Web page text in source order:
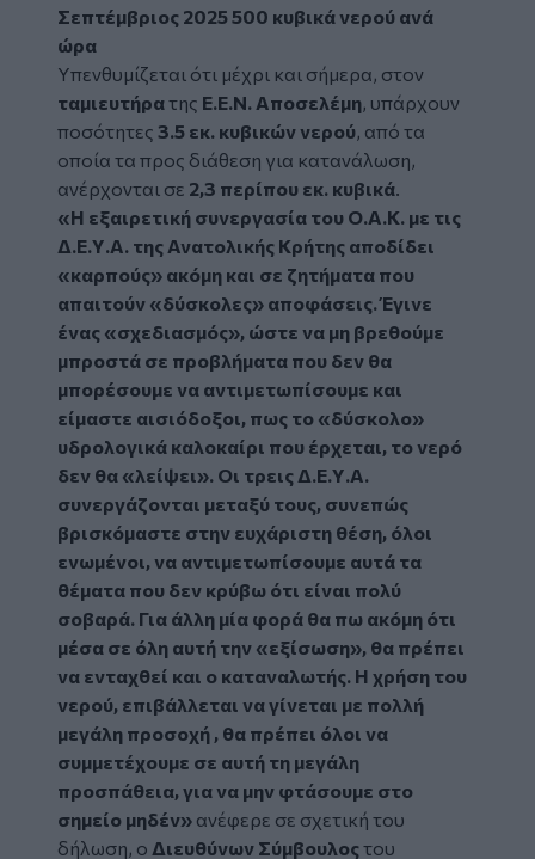
Σεπτέμβριος 2025 500 κυβικά νερού ανά
ώρα
Υπενθυμίζεται ότι μέχρι και σήμερα, στον
ταμιευτήρατης Ε.Ε.Ν. Αποσελέμη, υπάρχουν
ποσότητες 3.5 εκ. κυβικών νερού, από τα
οποία τα προς διάθεση για κατανάλωση,
ανέρχονται σε 2,3 περίπου εκ. κυβικά.
«Η εξαιρετική συνεργασία του Ο.Α.Κ. με τις
Δ.Ε.Υ.Α. της Ανατολικής Κρήτης αποδίδει
«καρπούς» ακόμη και σε ζητήματα που
απαιτούν «δύσκολες» αποφάσεις. Έγινε
ένας «σχεδιασμός», ώστε να μη βρεθούμε
μπροστά σε προβλήματα που δεν θα
μπορέσουμε να αντιμετωπίσουμε και
είμαστε αισιόδοξοι, πως το «δύσκολο»
υδρολογικά καλοκαίρι που έρχεται, το νερό
δεν θα «λείψει». Οι τρεις Δ.Ε.Υ.Α.
συνεργάζονται μεταξύ τους, συνεπώς
βρισκόμαστε στην ευχάριστη θέση, όλοι
ενωμένοι, να αντιμετωπίσουμε αυτά τα
θέματα που δεν κρύβω ότι είναι πολύ
σοβαρά. Για άλλη μία φορά θα πω ακόμη ότι
μέσα σε όλη αυτή την «εξίσωση», θα πρέπει
να ενταχθεί και ο καταναλωτής. Η χρήση του
νερού, επιβάλλεται να γίνεται με πολλή
μεγάλη προσοχή , θα πρέπει όλοι να
συμμετέχουμε σε αυτή τη μεγάλη
προσπάθεια, για να μην φτάσουμε στο
σημείο μηδέν» ανέφερε σε σχετική του
δήλωση, ο Διευθύνων Σύμβουλοςτου